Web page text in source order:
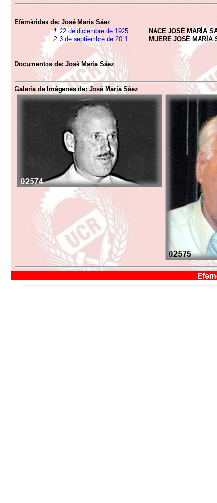
Efémérides de: José María Sáez
1. 22 de diciembre de 1925
NACE JOSÉ MARÍA
2. 3 de septiembre de 2011 MUERE JOSÉ MARÍA
Documentos de: José María Sáez
Galería de Imágenes de: José María Sáez